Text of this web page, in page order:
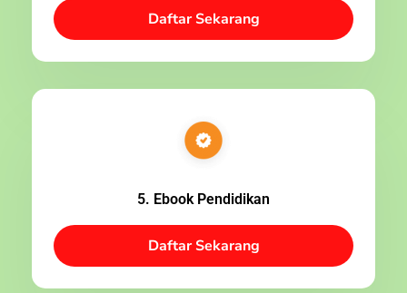
Daftar Sekarang
5. Ebook Pendidikan
Daftar Sekarang